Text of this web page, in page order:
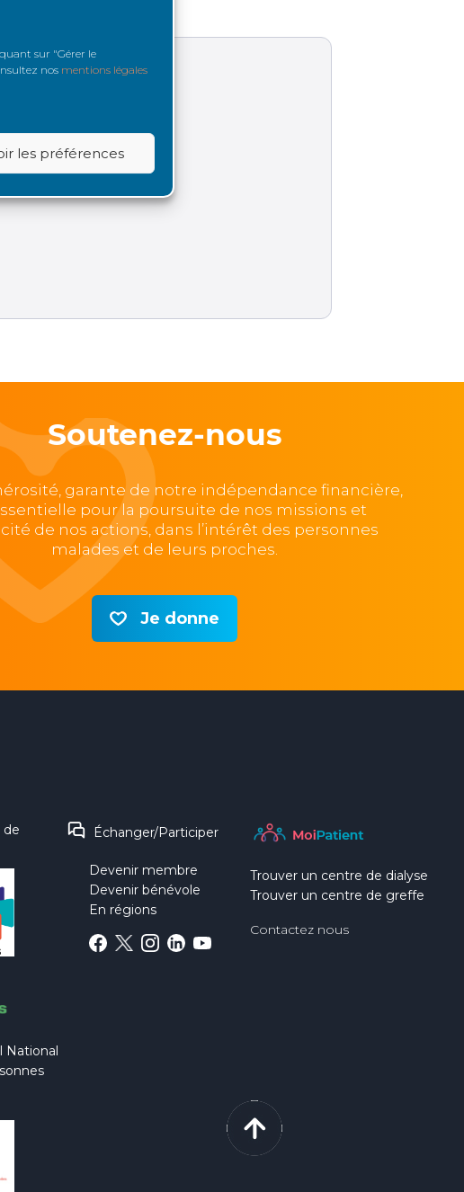
sur "Gérer le
nos mentions légales
les préférences
Soutenez-nous
garante de notre indépendance financière,
pour la poursuite de nos missions et
de nos actions, dans l’intérêt des personnes
malades et de leurs proches.
Je donne
de
National
Échanger/Participer
Devenir membre
Devenir bénévole
En régions
Trouver un centre de dialyse
Trouver un centre de greffe
Contactez nous